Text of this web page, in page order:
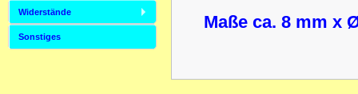
Maße ca. 8 mm x
Widerstände
Sonstiges